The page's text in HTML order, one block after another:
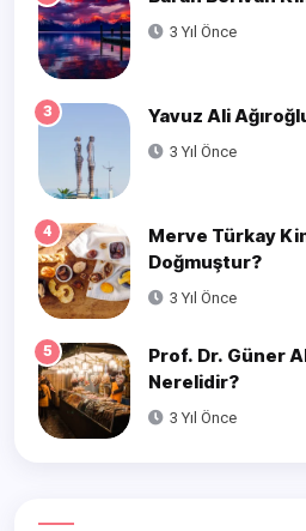
3 Yıl Önce
3 Yavuz Ali
3 Yıl Önce
4
Merve Türkay
Doğmuştur?
3 Yıl Önce
5
Prof. Dr. Güner
Nerelidir?
3 Yıl Önce